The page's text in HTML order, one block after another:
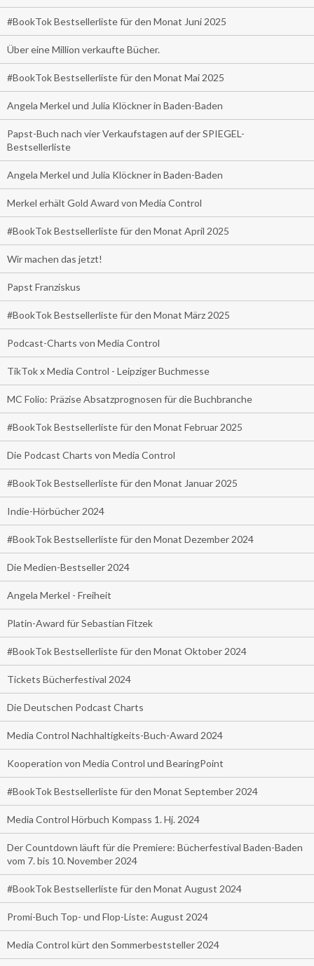
#BookTok Bestsellerliste für den Monat Juni 2025
Über eine Million verkaufte Bücher.
#BookTok Bestsellerliste für den Monat Mai 2025
Angela Merkel und Julia Klöckner in Baden-Baden
Papst-Buch nach vier Verkaufstagen auf der SPIEGEL-
Bestsellerliste
Angela Merkel und Julia Klöckner in Baden-Baden
Merkel erhält Gold Award von Media Control
#BookTok Bestsellerliste für den Monat April 2025
Wir machen das jetzt!
Papst Franziskus
#BookTok Bestsellerliste für den Monat März 2025
Podcast-Charts von Media Control
TikTok x Media Control - Leipziger Buchmesse
MC Folio: Präzise Absatzprognosen für die Buchbranche
#BookTok Bestsellerliste für den Monat Februar 2025
Die Podcast Charts von Media Control
#BookTok Bestsellerliste für den Monat Januar 2025
Indie-Hörbücher 2024
#BookTok Bestsellerliste für den Monat Dezember 2024
Die Medien-Bestseller 2024
Angela Merkel - Freiheit
Platin-Award für Sebastian Fitzek
#BookTok Bestsellerliste für den Monat Oktober 2024
Tickets Bücherfestival 2024
Die Deutschen Podcast Charts
Media Control Nachhaltigkeits-Buch-Award 2024
Kooperation von Media Control und BearingPoint
#BookTok Bestsellerliste für den Monat September 2024
Media Control Hörbuch Kompass 1. Hj. 2024
Der Countdown läuft für die Premiere: Bücherfestival Baden-Baden
vom 7. bis 10. November 2024
#BookTok Bestsellerliste für den Monat August 2024
Promi-Buch Top- und Flop-Liste: August 2024
Media Control kürt den Sommerbeststeller 2024